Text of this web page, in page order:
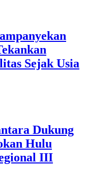
Sejak Usia
Dukung
Hulu
III